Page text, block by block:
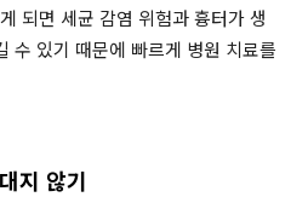
되면 세균 감염 위험과 흉터가 생
수 있기 때문에 빠르게 병원 치료를
지 않기